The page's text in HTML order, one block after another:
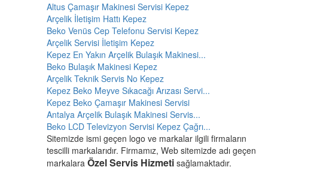
Altus Çamaşır Makinesi Servisi Kepez
Arçelik İletişim Hattı Kepez
Beko Venüs Cep Telefonu Servisi Kepez
Arçelik Servisi İletişim Kepez
Kepez En Yakın Arçelik Bulaşık Makinesi...
Beko Bulaşık Makinesi Kepez
Arçelik Teknik Servis No Kepez
Kepez Beko Meyve Sıkacağı Arızası Servi...
Kepez Beko Çamaşır Makinesi Servisi
Antalya Arçelik Bulaşık Makinesi Servis...
Beko LCD Televizyon Servisi Kepez Çağrı...
Sitemizde ismi geçen logo ve markalar ilgili firmaların
tescilli markalarıdır. Firmamız, Web sitemizde adı geçen
markalara Özel Servis Hizmeti sağlamaktadır.